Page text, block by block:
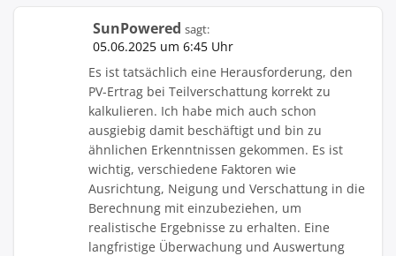
SunPowered sagt:
05.06.2025 um 6:45 Uhr
Es ist tatsächlich eine Herausforderung, den
PV-Ertrag bei Teilverschattung korrekt zu
kalkulieren. Ich habe mich auch schon
ausgiebig damit beschäftigt und bin zu
ähnlichen Erkenntnissen gekommen. Es ist
wichtig, verschiedene Faktoren wie
Ausrichtung, Neigung und Verschattung in die
Berechnung mit einzubeziehen, um
realistische Ergebnisse zu erhalten. Eine
langfristige Überwachung und Auswertung